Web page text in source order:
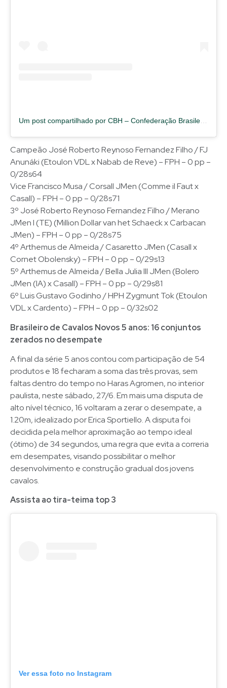
Campeão José Roberto Reynoso Fernandez Filho / FJ
Anunáki (Etoulon VDL x Nabab de Reve) – FPH – 0 pp –
0/28s64
Vice Francisco Musa / Corsall JMen (Comme il Faut x
Casall) – FPH – 0 pp – 0/28s71
3º José Roberto Reynoso Fernandez Filho / Merano
JMen I (TE) (Million Dollar van het Schaeck x Carbacan
JMen) – FPH – 0 pp – 0/28s75
4º Arthemus de Almeida / Casaretto JMen (Casall x
Cornet Obolensky) – FPH – 0 pp – 0/29s13
5º Arthemus de Almeida / Bella Julia III JMen (Bolero
JMen (IA) x Casall) – FPH – 0 pp – 0/29s81
6º Luis Gustavo Godinho / HPH Zygmunt Tok (Etoulon
VDL x Cardento) – FPH – 0 pp – 0/32s02
Brasileiro de Cavalos Novos 5 anos: 16 conjuntos
zerados no desempate
A final da série 5 anos contou com participação de 54
produtos e 18 fecharam a soma das três provas, sem
faltas dentro do tempo no Haras Agromen, no interior
paulista, neste sábado, 27/6. Em mais uma disputa de
alto nível técnico, 16 voltaram a zerar o desempate, a
1.20m, idealizado por Erica Sportiello. A disputa foi
decidida pela melhor aproximação ao tempo ideal
(ótimo) de 34 segundos, uma regra que evita a correria
em desempates, visando possibilitar o melhor
desenvolvimento e construção gradual dos jovens
cavalos.
Assista ao tira-teima top 3
Ver essa foto no Instagram